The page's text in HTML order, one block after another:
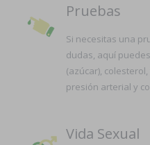
Pruebas
Si necesitas una
dudas, aquí
(azúcar),
presión arterial y
Vida Sexual